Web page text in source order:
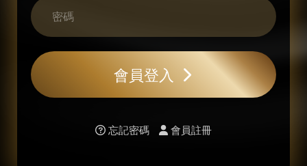
會員登入
忘記密碼 會員註冊